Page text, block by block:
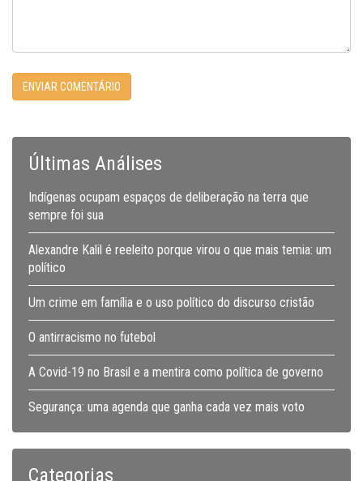
Últimas Análises
Indígenas ocupam espaços de deliberação na terra que
sempre foi sua
Alexandre Kalil é reeleito porque virou o que mais temia: um
político
Um crime em família e o uso político do discurso cristão
O antirracismo no futebol
A Covid-19 no Brasil e a mentira como política de governo
Segurança: uma agenda que ganha cada vez mais voto
Categorias